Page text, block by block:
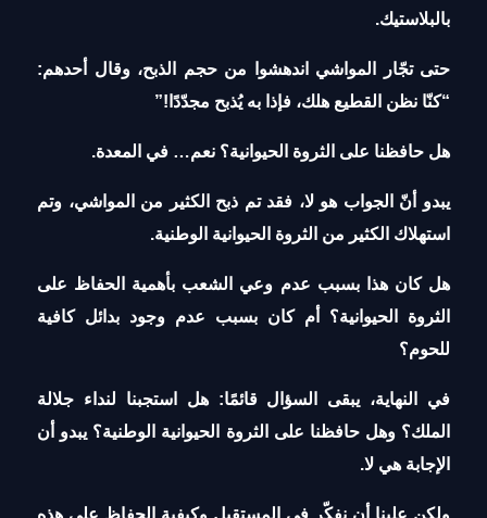
بالبلاستيك.
حتى تجّار المواشي اندهشوا من حجم الذبح، وقال أحدهم:
“كنّا نظن القطيع هلك، فإذا به يُذبح مجدّدًا!”
هل حافظنا على الثروة الحيوانية؟ نعم… في المعدة.
يبدو أنّ الجواب هو لا، فقد تم ذبح الكثير من المواشي، وتم
استهلاك الكثير من الثروة الحيوانية الوطنية.
هل كان هذا بسبب عدم وعي الشعب بأهمية الحفاظ على
الثروة الحيوانية؟ أم كان بسبب عدم وجود بدائل كافية
للحوم؟
في النهاية، يبقى السؤال قائمًا: هل استجبنا لنداء جلالة
الملك؟ وهل حافظنا على الثروة الحيوانية الوطنية؟ يبدو أن
الإجابة هي لا.
ولكن علينا أن نفكّر في المستقبل وكيفية الحفاظ على هذه